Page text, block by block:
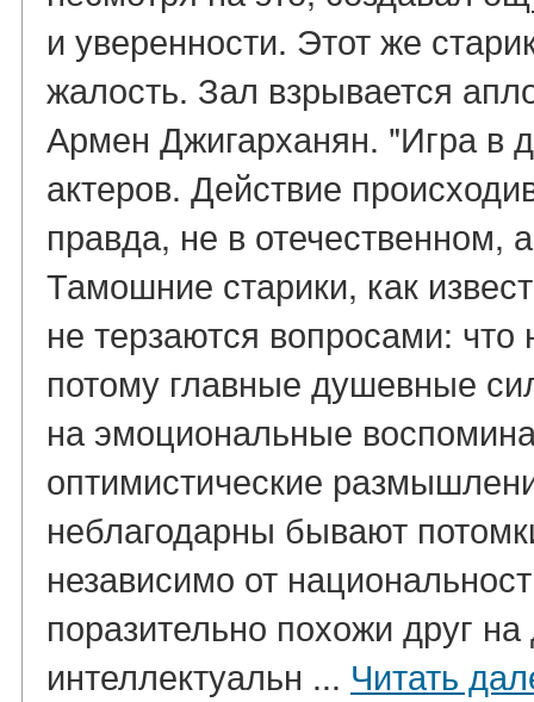
и уверенности. Этот же
жалость. Зал взрывается
Армен Джигарханян. "Игра в
актеров. Действие
правда, не в отечественном,
Тамошние старики, как
не терзаются вопросами: что
потому главные душевные
на эмоциональные
оптимистические
неблагодарны бывают
независимо от
поразительно похожи друг
интеллектуальн ... Читать